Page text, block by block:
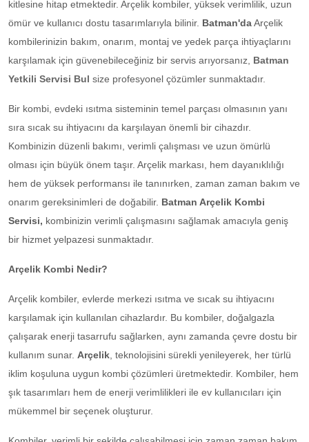
kitlesine hitap etmektedir. Arçelik kombiler, yüksek verimlilik, uzun
ömür ve kullanıcı dostu tasarımlarıyla bilinir. Batman'daArçelik
kombilerinizin bakım, onarım, montaj ve yedek parça ihtiyaçlarını
karşılamak için güvenebileceğiniz bir servis arıyorsanız, Batman
Yetkili Servisi Bul size profesyonel çözümler sunmaktadır.
Bir kombi, evdeki ısıtma sisteminin temel parçası olmasının yanı
sıra sıcak su ihtiyacını da karşılayan önemli bir cihazdır.
Kombinizin düzenli bakımı, verimli çalışması ve uzun ömürlü
olması için büyük önem taşır. Arçelik markası, hem dayanıklılığı
hem de yüksek performansı ile tanınırken, zaman zaman bakım ve
onarım gereksinimleri de doğabilir. Batman Arçelik Kombi
Servisi, kombinizin verimli çalışmasını sağlamak amacıyla geniş
bir hizmet yelpazesi sunmaktadır.
Arçelik Kombi Nedir?
Arçelik kombiler, evlerde merkezi ısıtma ve sıcak su ihtiyacını
karşılamak için kullanılan cihazlardır. Bu kombiler, doğalgazla
çalışarak enerji tasarrufu sağlarken, aynı zamanda çevre dostu bir
kullanım sunar. Arçelik , teknolojisini sürekli yenileyerek, her türlü
iklim koşuluna uygun kombi çözümleri üretmektedir. Kombiler, hem
şık tasarımları hem de enerji verimlilikleri ile ev kullanıcıları için
mükemmel bir seçenek oluşturur.